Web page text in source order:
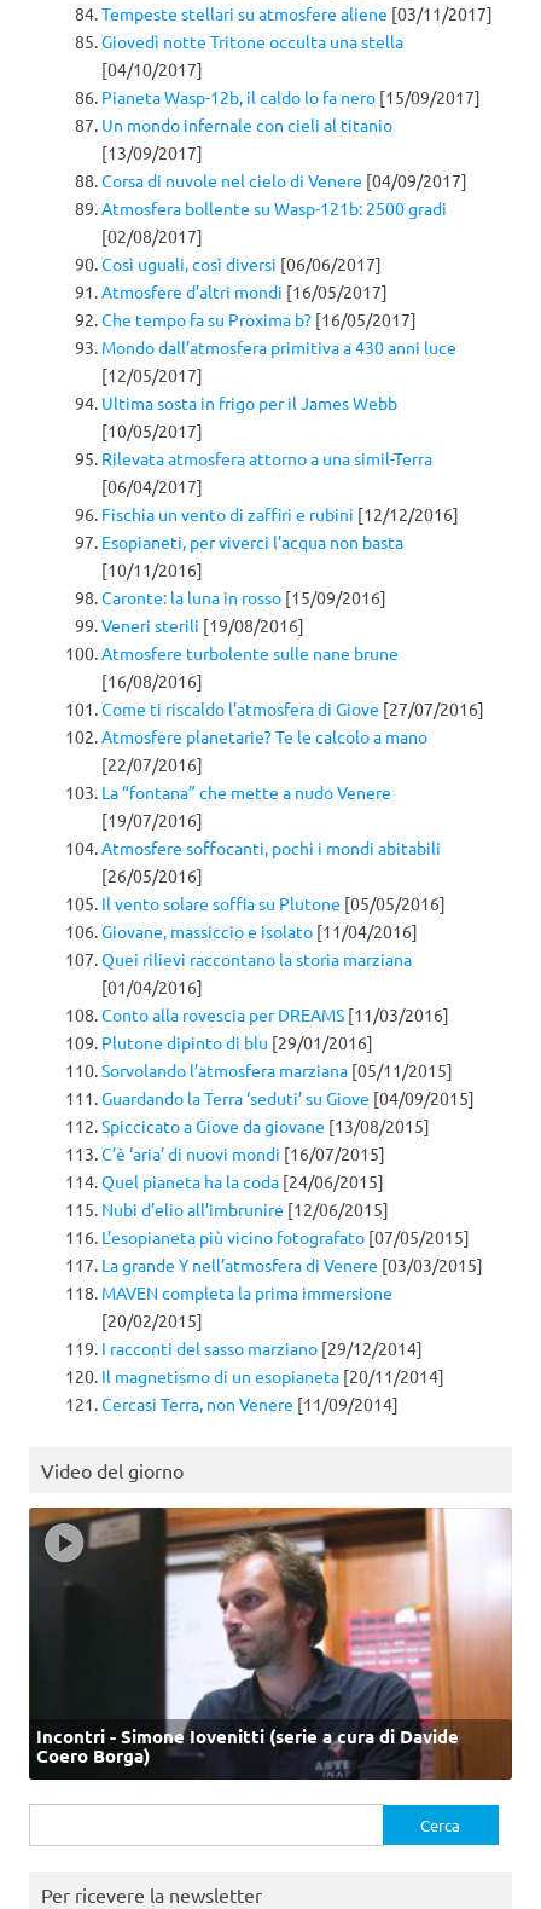
Tempeste stellari su atmosfere aliene [03/11/2017]
Giovedì notte Tritone occulta una stella
[04/10/2017]
Pianeta Wasp-12b, il caldo lo fa nero [15/09/2017]
Un mondo infernale con cieli al titanio
[13/09/2017]
Corsa di nuvole nel cielo di Venere [04/09/2017]
Atmosfera bollente su Wasp-121b: 2500 gradi
[02/08/2017]
Così uguali, così diversi [06/06/2017]
Atmosfere d’altri mondi [16/05/2017]
Che tempo fa su Proxima b? [16/05/2017]
Mondo dall’atmosfera primitiva a 430 anni luce
[12/05/2017]
Ultima sosta in frigo per il James Webb
[10/05/2017]
Rilevata atmosfera attorno a una simil-Terra
[06/04/2017]
Fischia un vento di zaffiri e rubini [12/12/2016]
Esopianeti, per viverci l’acqua non basta
[10/11/2016]
Caronte: la luna in rosso [15/09/2016]
Veneri sterili [19/08/2016]
Atmosfere turbolente sulle nane brune
[16/08/2016]
Come ti riscaldo l’atmosfera di Giove [27/07/2016]
Atmosfere planetarie? Te le calcolo a mano
[22/07/2016]
La “fontana” che mette a nudo Venere
[19/07/2016]
Atmosfere soffocanti, pochi i mondi abitabili
[26/05/2016]
Il vento solare soffia su Plutone [05/05/2016]
Giovane, massiccio e isolato [11/04/2016]
Quei rilievi raccontano la storia marziana
[01/04/2016]
Conto alla rovescia per DREAMS [11/03/2016]
Plutone dipinto di blu [29/01/2016]
Sorvolando l’atmosfera marziana [05/11/2015]
Guardando la Terra ‘seduti’ su Giove [04/09/2015]
Spiccicato a Giove da giovane [13/08/2015]
C’è ‘aria’ di nuovi mondi [16/07/2015]
Quel pianeta ha la coda [24/06/2015]
Nubi d’elio all’imbrunire [12/06/2015]
L’esopianeta più vicino fotografato [07/05/2015]
La grande Y nell’atmosfera di Venere [03/03/2015]
MAVEN completa la prima immersione
[20/02/2015]
I racconti del sasso marziano [29/12/2014]
Il magnetismo di un esopianeta [20/11/2014]
Cercasi Terra, non Venere [11/09/2014]
Video del giorno
Incontri - Simone Iovenitti (serie a cura di Davide
Coero Borga)
per:
Per ricevere la newsletter